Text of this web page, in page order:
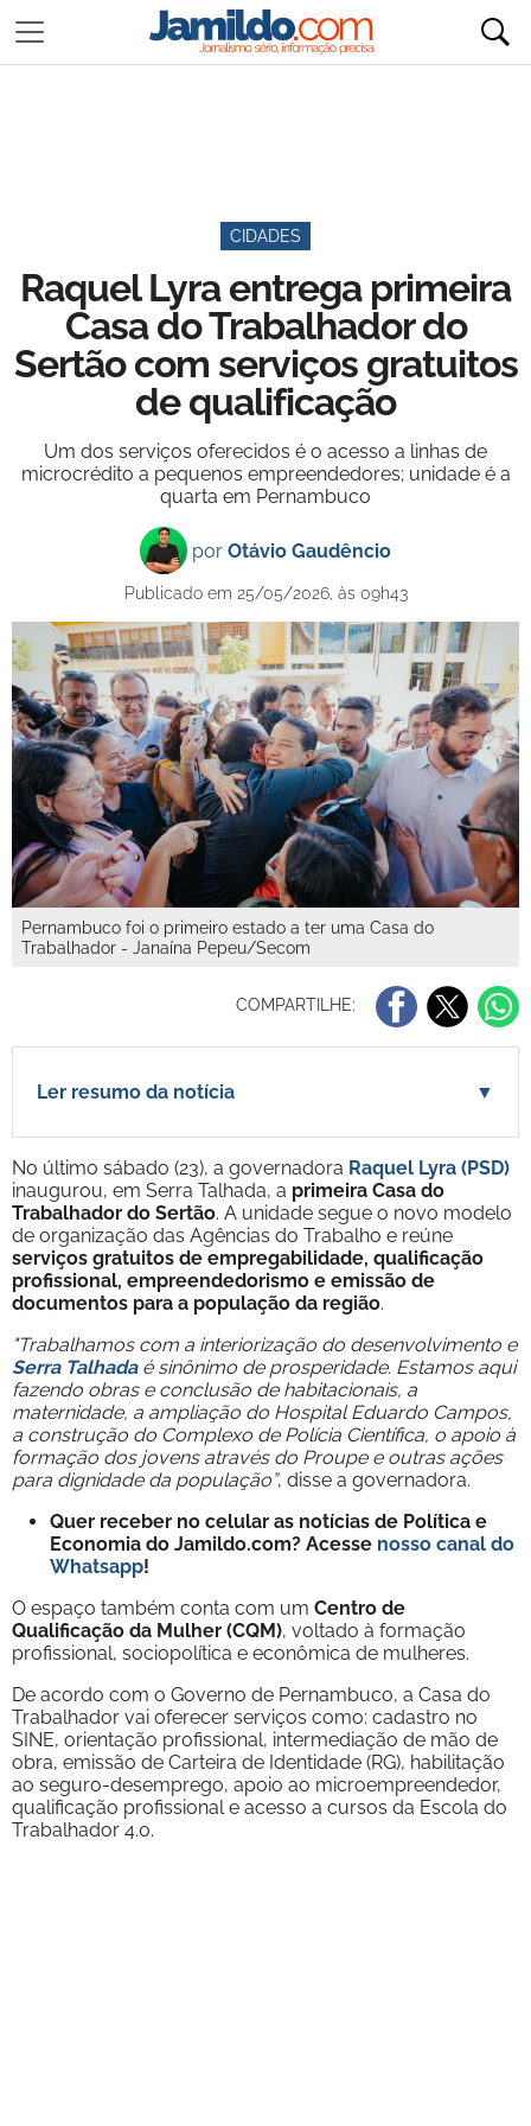
CIDADES
Raquel Lyra entrega primeira
Casa do Trabalhador do
Sertão com serviços gratuitos
de qualificação
Um dos serviços oferecidos é o acesso a linhas de
microcrédito a pequenos empreendedores; unidade é a
quarta em Pernambuco
por Otávio Gaudêncio
Publicado em 25/05/2026, às 09h43
Pernambuco foi o primeiro estado a ter uma Casa do
Trabalhador - Janaína Pepeu/Secom
COMPARTILHE:
Ler resumo da notícia ▼
No último sábado (23), a governadora Raquel Lyra (PSD)
inaugurou, em Serra Talhada, a primeira Casa do
Trabalhador do Sertão. A unidade segue o novo modelo
de organização das Agências do Trabalho e reúne
serviços gratuitos de empregabilidade, qualificação
profissional, empreendedorismo e emissão de
documentos para a população da região.
"Trabalhamos com a interiorização do desenvolvimento e
Serra Talhadaé sinônimo de prosperidade. Estamos aqui
fazendo obras e conclusão de habitacionais, a
maternidade, a ampliação do Hospital Eduardo Campos,
a construção do Complexo de Polícia Científica, o apoio à
formação dos jovens através do Proupe e outras ações
para dignidade da população”, disse a governadora.
Quer receber no celular as notícias de Política e
Economia do Jamildo.com? Acesse nosso canal do
Whatsapp!
O espaço também conta com um Centro de
Qualificação da Mulher (CQM), voltado à formação
profissional, sociopolítica e econômica de mulheres.
De acordo com o Governo de Pernambuco, a Casa do
Trabalhador vai oferecer serviços como: cadastro no
SINE, orientação profissional, intermediação de mão de
obra, emissão de Carteira de Identidade (RG), habilitação
ao seguro-desemprego, apoio ao microempreendedor,
qualificação profissional e acesso a cursos da Escola do
Trabalhador 4.0.